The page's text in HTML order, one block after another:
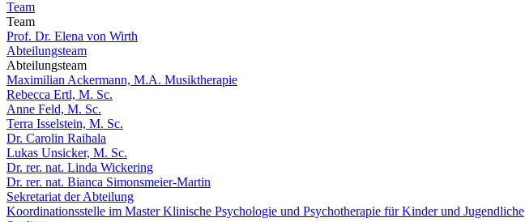
Team
Team
Prof. Dr. Elena von Wirth
Abteilungsteam
Abteilungsteam
Maximilian Ackermann, M.A. Musiktherapie
Rebecca Ertl, M. Sc.
Anne Feld, M. Sc.
Terra Isselstein, M. Sc.
Dr. Carolin Raihala
Lukas Unsicker, M. Sc.
Dr. rer. nat. Linda Wickering
Dr. rer. nat. Bianca Simonsmeier-Martin
Sekretariat der Abteilung
Koordinationsstelle im Master Klinische Psychologie und Psychotherapie für Kinder und Jugendliche